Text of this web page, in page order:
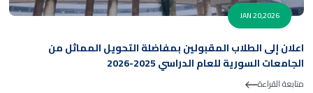
JAN 20,2026
اعلان إلى الطلاب المقبولين بمفاضلة التحويل المماثل من
الجامعات السورية للعام الدراسي 2025-2026
متابعة القراءة